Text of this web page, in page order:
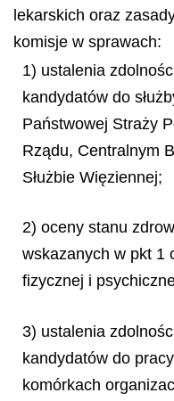
lekarskich oraz
komisje w sprawach:
1) ustalenia
kandydatów do
Państwowej Straży
Rządu, Centralnym
Służbie Więziennej;
2) oceny stanu
wskazanych w pkt 1
fizycznej i
3) ustalenia
kandydatów do
komórkach